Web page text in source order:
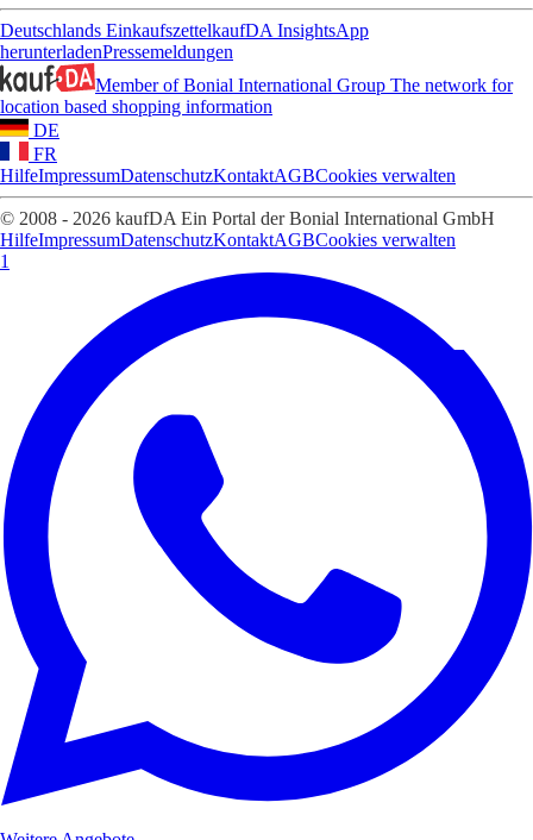
Deutschlands EinkaufszettelkaufDA InsightsApp
herunterladenPressemeldungen
Member of Bonial International Group The network for
location based shopping information
DE
FR
HilfeImpressumDatenschutzKontaktAGBCookies verwalten
© 2008 - 2026 kaufDA Ein Portal der Bonial International GmbH
HilfeImpressumDatenschutzKontaktAGBCookies verwalten
1